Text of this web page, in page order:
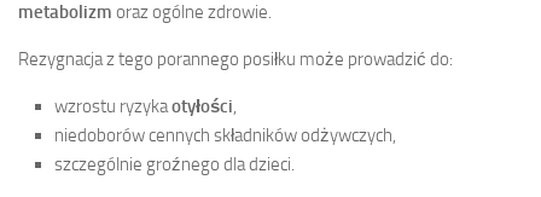
metabolizm oraz ogólne zdrowie.
Rezygnacja z tego porannego posiłku może prowadzić do:
wzrostu ryzykaotyłości,
niedoborów cennych składników odżywczych,
szczególnie groźnego dla dzieci.